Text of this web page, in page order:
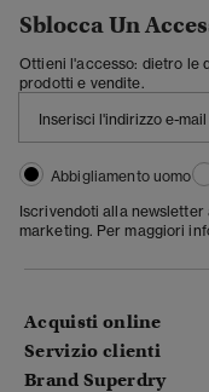
Sblocca Un
Ottieni l'accesso: dietro le
prodotti e vendite.
Abbigliamento uomo
Iscrivendoti alla
marketing. Per maggiori
Acquisti online
Servizio clienti
Brand Superdry